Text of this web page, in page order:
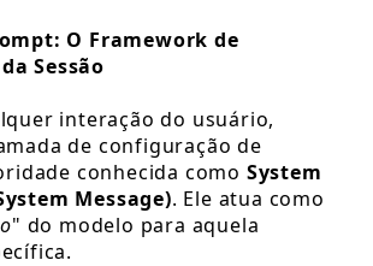
O Framework de
Sessão
interação do usuário,
de configuração de
conhecida como System
Message). Ele atua como
" do modelo para aquela